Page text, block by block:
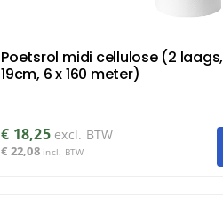
Poetsrol midi cellulose (2 laags,
19cm, 6 x 160 meter)
€ 18,25 excl. BTW
€ 22,08 incl. BTW